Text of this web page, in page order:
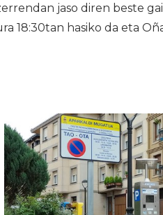
jaso diren beste
18:30tan hasiko da eta